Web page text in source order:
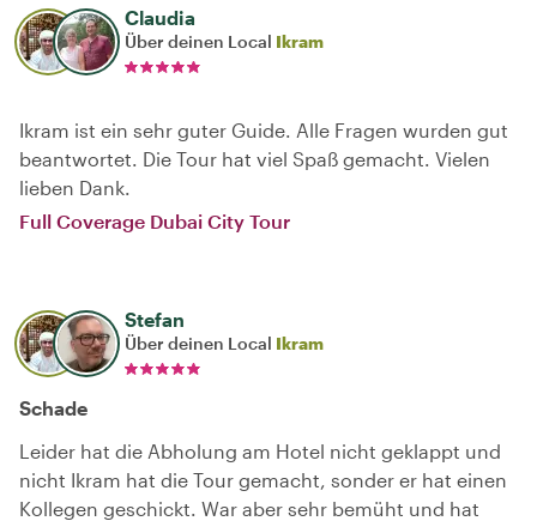
Claudia
Über deinen Local Ikram
Ikram ist ein sehr guter Guide. Alle Fragen wurden gut
beantwortet. Die Tour hat viel Spaß gemacht. Vielen
lieben Dank.
Full Coverage Dubai City Tour
Stefan
Über deinen Local Ikram
Schade
Leider hat die Abholung am Hotel nicht geklappt und
nicht Ikram hat die Tour gemacht, sonder er hat einen
Kollegen geschickt. War aber sehr bemüht und hat